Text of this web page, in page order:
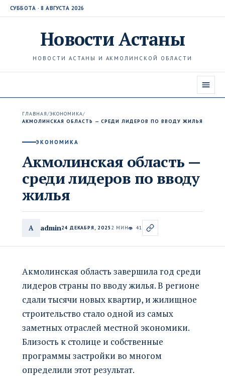
СУББОТА · 8 АВГУСТА 2026
НовостиАстаны
НОВОСТИ АСТАНЫ И АКМОЛИНСКОЙ ОБЛАСТИ
ГЛАВНАЯ/ЭКОНОМИКА/
АКМОЛИНСКАЯ ОБЛАСТЬ — СРЕДИ ЛИДЕРОВ ПО ВВОДУ ЖИЛЬЯ
ЭКОНОМИКА
Акмолинская область —
среди лидеров по вводу
жилья
A admin24 ДЕКАБРЯ, 2025 2 МИН👁 41
Акмолинская область завершила год среди
лидеров страны по вводу жилья. В регионе
сдали тысячи новых квартир, и жилищное
строительство стало одной из самых
заметных отраслей местной экономики.
Близость к столице и собственные
программы застройки во многом
определили этот результат.